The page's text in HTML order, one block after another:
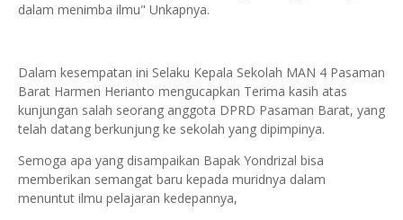
dalam menimba ilmu" Unkapnya.
Dalam kesempatan ini Selaku Kepala Sekolah MAN 4 Pasaman
Barat Harmen Herianto mengucapkan Terima kasih atas
kunjungan salah seorang anggota DPRD Pasaman Barat, yang
telah datang berkunjung ke sekolah yang dipimpinya.
Semoga apa yang disampaikan Bapak Yondrizal bisa
memberikan semangat baru kepada muridnya dalam
menuntut ilmu pelajaran kedepannya,